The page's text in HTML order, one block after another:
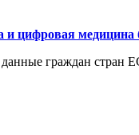
цифровая медицина
граждан